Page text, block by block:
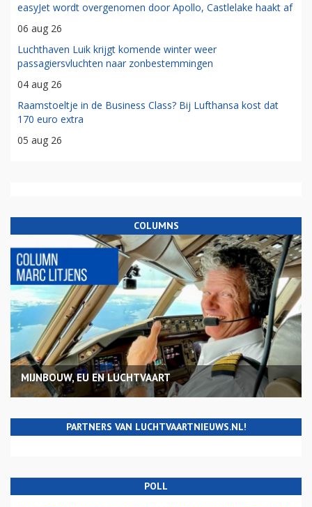
easyJet wordt overgenomen door Apollo, Castlelake haakt af
06 aug 26
Luchthaven Luik krijgt komende winter weer
passagiersvluchten naar zonbestemmingen
04 aug 26
Raamstoeltje in de Business Class? Bij Lufthansa kost dat
170 euro extra
05 aug 26
COLUMNS
MIJNBOUW, EU EN LUCHTVAART
PARTNERS VAN LUCHTVAARTNIEUWS.NL!
POLL